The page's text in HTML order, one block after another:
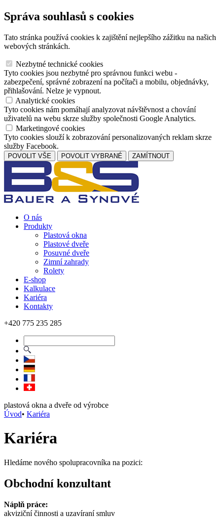
Správa souhlasů s cookies
Tato stránka používá cookies k zajištění nejlepšího zážitku na našich
webových stránkách.
Nezbytné technické cookies
Tyto cookies jsou nezbytné pro správnou funkci webu -
zabezpečení, správné zobrazení na počítači a mobilu, objednávky,
přihlašování. Nelze je vypnout.
Analytické cookies
Tyto cookies nám pomáhají analyzovat návštěvnost a chování
uživatelů na webu skrze služby společnosti Google Analytics.
Marketingové cookies
Tyto cookies slouží k zobrazování personalizovaných reklam skrze
služby Facebook.
POVOLIT VŠE POVOLIT VYBRANÉ ZAMÍTNOUT
O nás
Produkty
Plastová okna
Plastové dveře
Posuvné dveře
Zimní zahrady
Rolety
E-shop
Kalkulace
Kariéra
Kontakty
+420 775 235 285
plastová okna a dveře od výrobce
Úvod• Kariéra
Kariéra
Hledáme nového spolupracovníka na pozici:
Obchodní konzultant
Náplň práce:
akviziční činnosti a uzavíraní smluv